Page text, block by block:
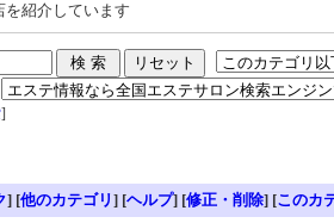
紹介しています
]
] [他のカテゴリ] [ヘルプ] [修正・削除] [このカ